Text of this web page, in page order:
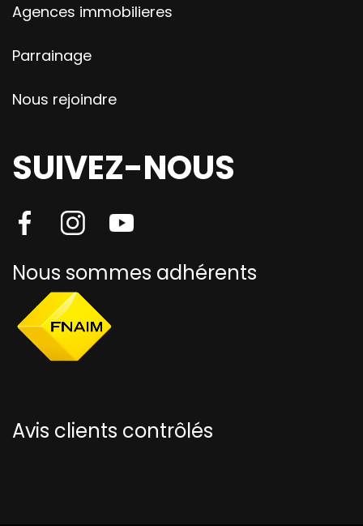
Agences immobilieres
Parrainage
Nous rejoindre
SUIVEZ-NOUS
Nous sommes adhérents
Avis clients contrôlés